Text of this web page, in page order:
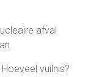
afval
Hoeveel vuilnis?